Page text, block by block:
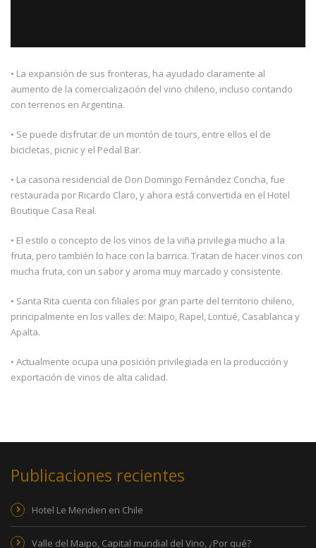
• La expansión de sus fronteras, ha ayudado claramente al
aumento de la comercialización del vino chileno, incluso contando
con terrenos en Argentina.
• Se puede disfrutar de un montón de tours, entre ellos el de
bicicletas, picnic y el Pedal Bar.
• La casona residencial de Don Domingo Fernández Concha, fue
restaurada por Ricardo Claro, y ahora está convertida en el Hotel
Boutique Casa Real.
• El estilo o concepto de los vinos de la viña privilegia mucho a la
fruta, pero también lo hace con la barrica. Tratan de hacer vinos con
mucha fruta, con un sabor y aroma muy marcado y consistente.
• Santa Rita cuenta con filiales por gran parte del territorio chileno,
principalmente en los valles de: Maipo, Rapel, Lontué, Casablanca y
Apalta.
• Actualmente ocupa una posición privilegiada en la producción y
exportación de vinos de alta calidad.
Publicaciones recientes
Hotel Le Meridien en Chile
Valle del Maipo, Capital mundial del Vino, ¿Por qué?